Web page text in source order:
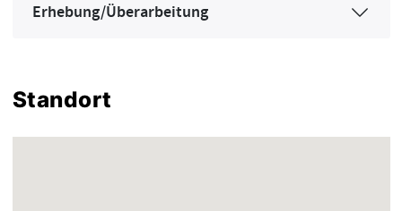
Erhebung/Überarbeitung
Standort